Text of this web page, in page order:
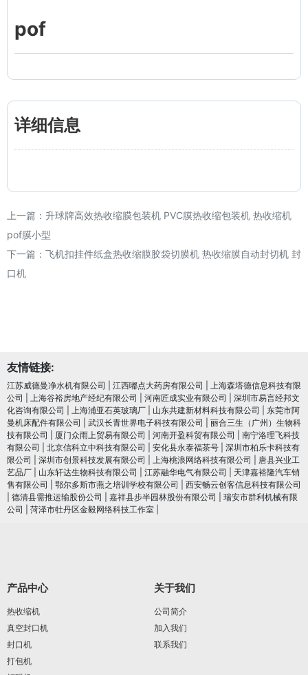
pof
详细信息
上一篇： 升球牌高效热收缩膜包装机 PVC膜热收缩包装机 热收缩机
pof膜小型
下一篇： 飞机扣挂件纸盒热收缩膜胶袋切膜机 热收缩膜自动封切机 封
口机
友情链接:
江苏威德曼净水机有限公司 江西嘟点大药房有限公司
上海森塔德信息科技有限
公司
上海谷裕房地产经纪有限公司 河南匠成实业有限公司
深圳市易言经邦文
化咨询有限公司
上海浦亚石英玻璃厂 山东共建新材料科技有限公司
东莞市阿
曼机床配件有限公司
武汉长青世界电子科技有限公司
丽合三生（广州）生物科
技有限公司
厦门众雨上贸易有限公司 河南开盈科贸有限公司
南宁洛理飞科技
有限公司
北京信科立中科技有限公司 安化县永泰福茶号
深圳市柏乐卡科技有
限公司
深圳市创景科技发展有限公司 上海桃浪网络科技有限公司
唐县兴业工
艺品厂
山东轩达生物科技有限公司 江苏融华电气有限公司
天津嘉裕隆汽车销
售有限公司
鄂尔多斯市燕之培训学校有限公司
西安畅云创客信息科技有限公司
德清县需推运输股份公司 嘉祥县步半园林股份有限公司
瑞安市群利机械有限
公司
菏泽市牡丹区金毅网络科技工作室
产品中心
热收缩机
真空封口机
封口机
打包机
关于我们
公司简介
加入我们
联系我们